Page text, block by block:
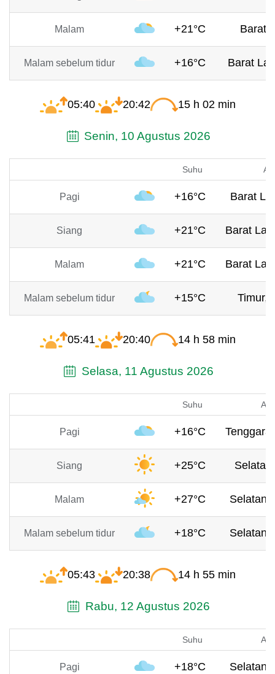
Malam +21°C Barat,
Malam sebelum tidur +16°C Barat
05:40 20:42 15 h 02 min
Senin, 10 Agustus 2026
Suhu
Pagi +16°C Barat
Siang +21°C Barat
Malam +21°C Barat
Malam sebelum tidur +15°C Timur,
05:41 20:40 14 h 58 min
Selasa, 11 Agustus 2026
Suhu
Pagi +16°C
Siang +25°C
Malam +27°C Selatan,
Malam sebelum tidur +18°C Selatan,
05:43 20:38 14 h 55 min
Rabu, 12 Agustus 2026
Suhu
Pagi +18°C Selatan,